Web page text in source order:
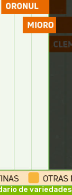
de variedades